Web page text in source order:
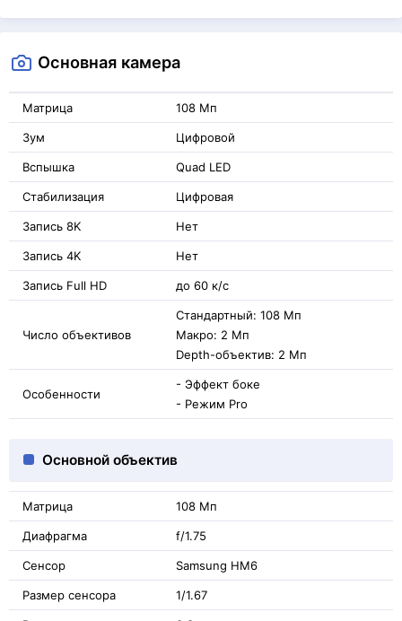
Основная камера
Матрица 108 Мп
Зум Цифровой
Вспышка Quad LED
Стабилизация Цифровая
Запись 8K Нет
Запись 4K Нет
Запись Full HD до 60 к/с
Число объективов
Стандартный: 108 Мп
Макро: 2 Мп
Depth-объектив: 2 Мп
Особенности
- Эффект боке
- Режим Pro
Основной объектив
Матрица 108 Мп
Диафрагма f/1.75
Сенсор Samsung HM6
Размер сенсора 1/1.67